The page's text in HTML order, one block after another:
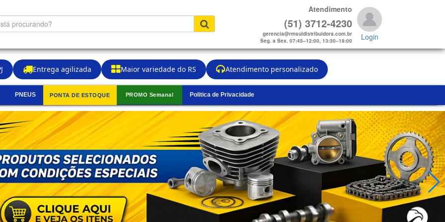
Entrega agilizada Maior variedade do RS Atendimento personalizado
Atendimento
(51) 3712-4230
gerencia@rmsuldistribuidora.com.br
Seg. a Sex. 07:45–12:00, 13:30–18:00
Login
PNEUS PONTA DE ESTOQUE PROMO Semanal Politica de Privacidade